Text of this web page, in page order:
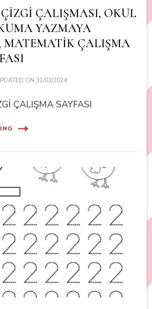
ÇALIŞMASI, OKUL
YAZMAYA
ÇALIŞMA
ON 31/03/2024
ÇALIŞMA SAYFASI